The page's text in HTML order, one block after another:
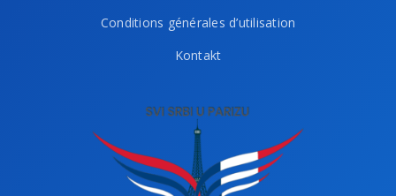
Conditions générales d’utilisation
Kontakt